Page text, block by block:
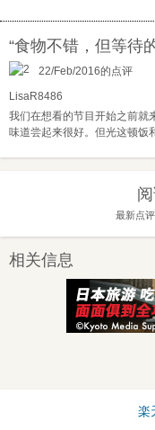
“食物不错，但等待
22/Feb/2016的点评
LisaR8486
我们在想看的节目开始之前就
味道尝起来很好。但光这顿饭
最新点
相关信息
楽